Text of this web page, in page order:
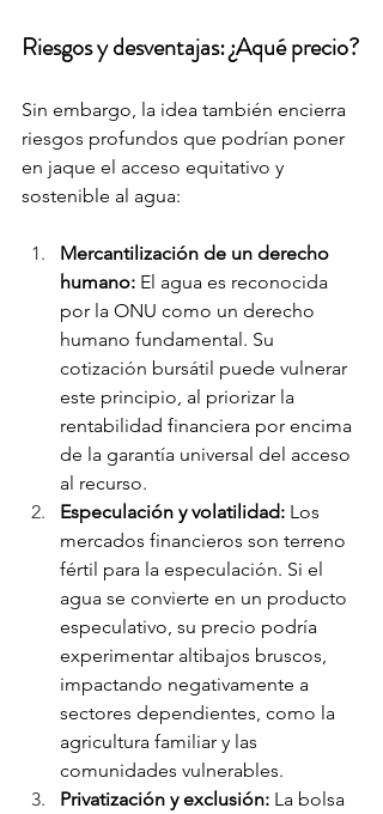
Riesgos y desventajas: ¿Aqué precio?
Sin embargo, la idea también encierra
riesgos profundos que podrían poner
en jaque el acceso equitativo y
sostenible al agua:
Mercantilización de un derecho
humano: El agua es reconocida
por la ONU como un derecho
humano fundamental. Su
cotización bursátil puede vulnerar
este principio, al priorizar la
rentabilidad financiera por encima
de la garantía universal del acceso
al recurso.
Especulación y volatilidad: Los
mercados financieros son terreno
fértil para la especulación. Si el
agua se convierte en un producto
especulativo, su precio podría
experimentar altibajos bruscos,
impactando negativamente a
sectores dependientes, como la
agricultura familiar y las
comunidades vulnerables.
Privatización y exclusión: La bolsa